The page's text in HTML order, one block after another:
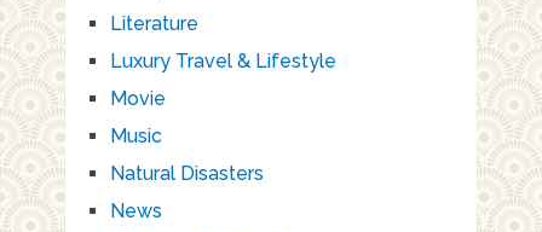
Literature
Luxury Travel & Lifestyle
Movie
Music
Natural Disasters
News